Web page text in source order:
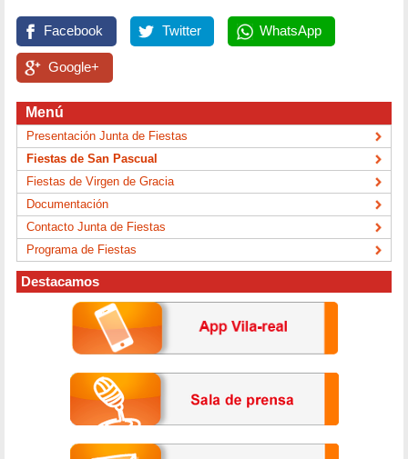
Facebook Twitter WhatsApp
Google+
Menú
Presentación Junta de Fiestas
Fiestas de San Pascual
Fiestas de Virgen de Gracia
Documentación
Contacto Junta de Fiestas
Programa de Fiestas
Destacamos